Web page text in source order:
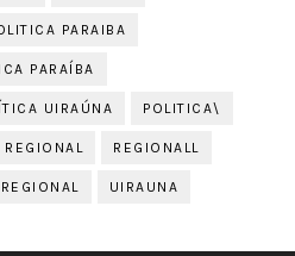
PARAIBA
PARAÍBA
UIRAÚNA POLITICA\
REGIONAL REGIONALL
UIRAUNA